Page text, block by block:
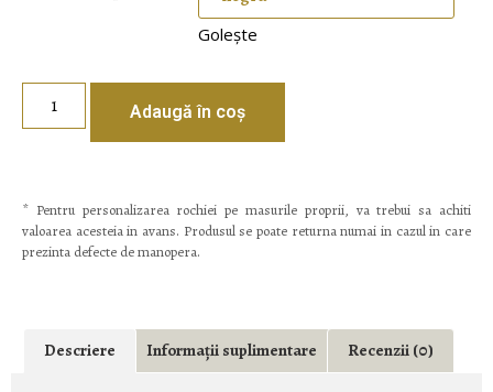
Golește
Adaugă în coș
* Pentru personalizarea rochiei pe masurile proprii, va trebui sa achiti
valoarea acesteia in avans. Produsul se poate returna numai in cazul in care
prezinta defecte de manopera.
Descriere Informații suplimentare Recenzii (0)